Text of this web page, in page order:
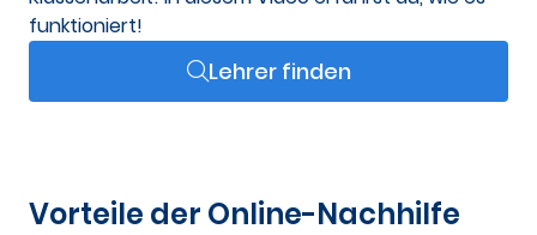
funktioniert!
Lehrer finden
Vorteile der Online-Nachhilfe